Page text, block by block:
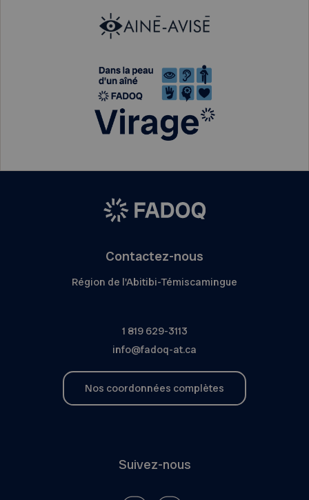
Contactez-nous
Région de l'Abitibi-Témiscamingue
1 819 629-3113
info@fadoq-at.ca
Nos coordonnées complètes
Suivez-nous